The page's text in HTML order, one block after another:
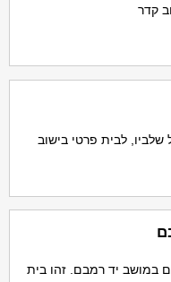
קדר
שלביו, לבית פרטי בישוב
במושב יד רמבם. זהו בית